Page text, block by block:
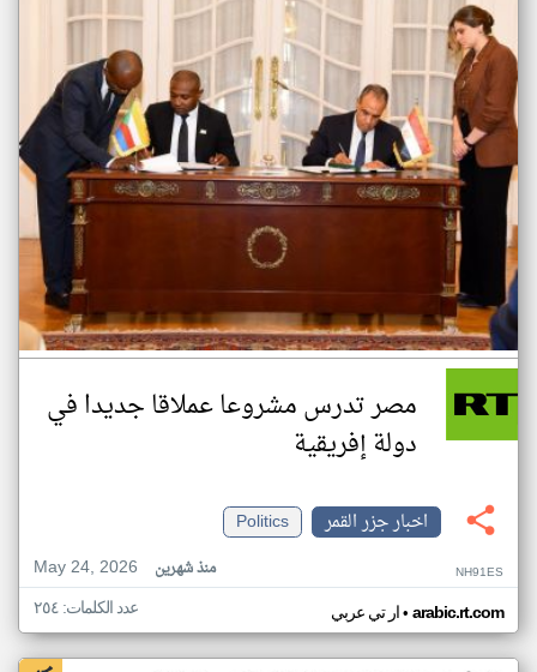
مصر تدرس مشروعا عملاقا جديدا في
دولة إفريقية
اخبار جزر القمر
Politics
May 24, 2026
منذ شهرين NH91ES
ار تي عربي• arabic.rt.com عدد الكلمات: ٢٥٤